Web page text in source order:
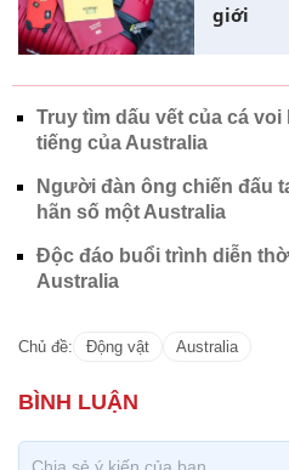
giới
Truy tìm dấu vết của cá
tiếng của Australia
Người đàn ông chiến đấu
hãn số một Australia
Độc đáo buổi trình diễn
Australia
Chủ đề: Động vật Australia